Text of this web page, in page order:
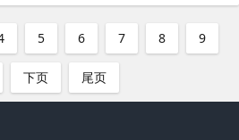
5 6 7 8 9
下页 尾页